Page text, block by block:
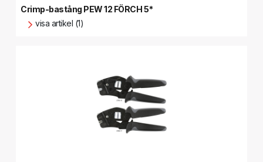
Crimp-bastång PEW 12 FÖRCH 5*
visa artikel (1)